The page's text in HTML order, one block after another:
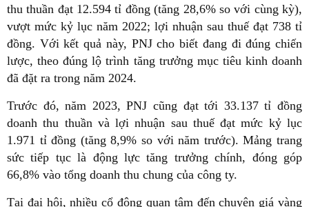
thu thuần đạt 12.594 tỉ đồng (tăng 28,6% so với cùng kỳ),
vượt mức kỷ lục năm 2022; lợi nhuận sau thuế đạt 738 tỉ
đồng. Với kết quả này, PNJ cho biết đang đi đúng chiến
lược, theo đúng lộ trình tăng trưởng mục tiêu kinh doanh
đã đặt ra trong năm 2024.
Trước đó, năm 2023, PNJ cũng đạt tới 33.137 tỉ đồng
doanh thu thuần và lợi nhuận sau thuế đạt mức kỷ lục
1.971 tỉ đồng (tăng 8,9% so với năm trước). Mảng trang
sức tiếp tục là động lực tăng trưởng chính, đóng góp
66,8% vào tổng doanh thu chung của công ty.
Tại đại hội, nhiều cổ đông quan tâm đến chuyện giá vàng